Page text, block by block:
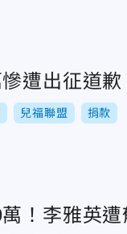
慘遭出征道
兒福聯盟 捐款
！李雅英